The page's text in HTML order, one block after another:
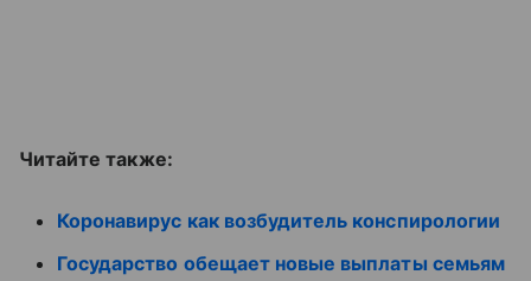
Читайте также:
Коронавирус как возбудитель конспирологии
Государство обещает новые выплаты семьям